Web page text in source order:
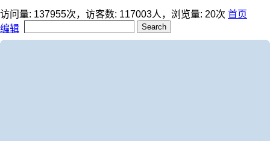
访问量: 137955次，访客数: 117003人，浏览量: 20次 首页
编辑